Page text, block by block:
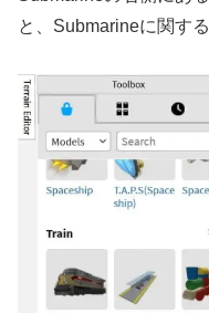
と、Submarineに関す